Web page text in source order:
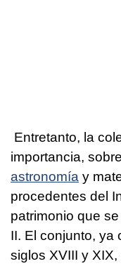
Entretanto, la
importancia,
astronomía y
procedentes del
patrimonio que
II. El conjunto, ya
siglos XVIII y